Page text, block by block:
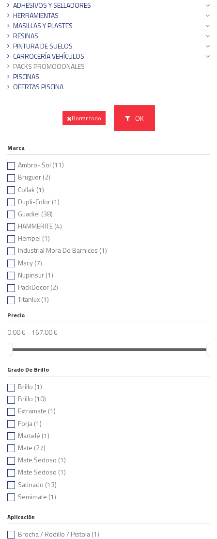
ADHESIVOS Y SELLADORES
HERRAMIENTAS
MASILLAS Y PLASTES
RESINAS
PINTURA DE SUELOS
CARROCERÍA VEHÍCULOS
PACKS PROMOCIONALES
PISCINAS
OFERTAS PISCINA
Borrar todo OK
Marca
Ambro- Sol (11)
Bruguer(2)
Collak (1)
Dupli-Color(1)
Guadiel (38)
HAMMERITE(4)
Hempel (1)
Industrial Mora De Barnices (1)
Macy(7)
Nupinsur(1)
PackDecor(2)
Titanlux(1)
Precio
0.00 € - 167.00 €
Grado De Brillo
Brillo (1)
Brillo (10)
Extramate (1)
Forja(1)
Martelé (1)
Mate (27)
Mate Sedoso (1)
Mate Sedoso (1)
Satinado (13)
Semimate (1)
Aplicación
Brocha / Rodillo / Pistola(1)